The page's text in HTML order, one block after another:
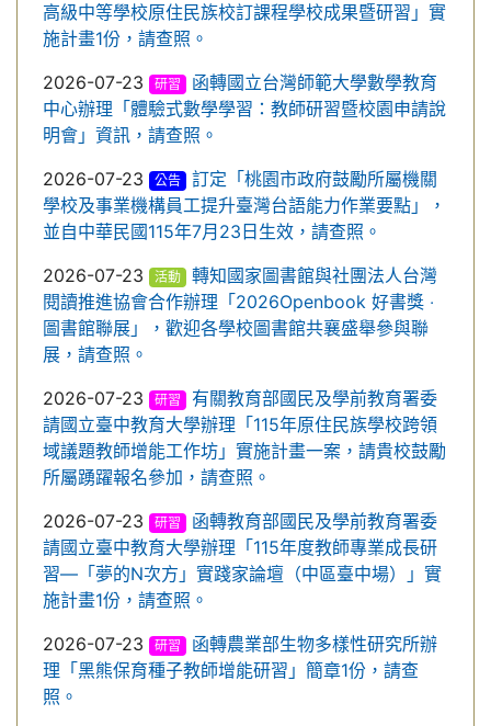
高級中等學校原住民族校訂課程學校成果暨研習」實
施計畫1份，請查照。
2026-07-23
研習
函轉國立台灣師範大學數學教育
中心辦理「體驗式數學學習：教師研習暨校園申請說
明會」資訊，請查照。
2026-07-23
公告
訂定「桃園市政府鼓勵所屬機關
學校及事業機構員工提升臺灣台語能力作業要點」，
並自中華民國115年7月23日生效，請查照。
2026-07-23
活動
轉知國家圖書館與社團法人台灣
閱讀推進協會合作辦理「2026Openbook 好書獎 ‧
圖書館聯展」，歡迎各學校圖書館共襄盛舉參與聯
展，請查照。
2026-07-23
研習
有關教育部國民及學前教育署委
請國立臺中教育大學辦理「115年原住民族學校跨領
域議題教師增能工作坊」實施計畫一案，請貴校鼓勵
所屬踴躍報名參加，請查照。
2026-07-23
研習
函轉教育部國民及學前教育署委
請國立臺中教育大學辦理「115年度教師專業成長研
習—「夢的N次方」實踐家論壇（中區臺中場）」實
施計畫1份，請查照。
2026-07-23
研習
函轉農業部生物多樣性研究所辦
理「黑熊保育種子教師增能研習」簡章1份，請查
照。